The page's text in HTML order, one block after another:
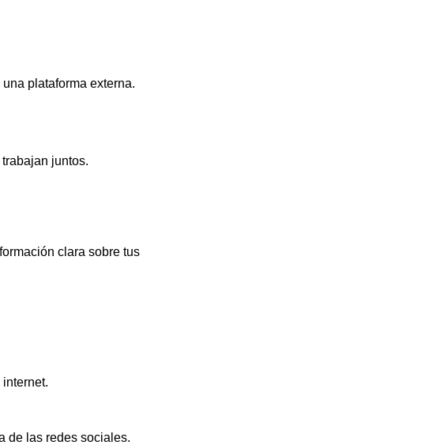
plataforma externa.
juntos.
clara sobre tus
de las redes sociales.